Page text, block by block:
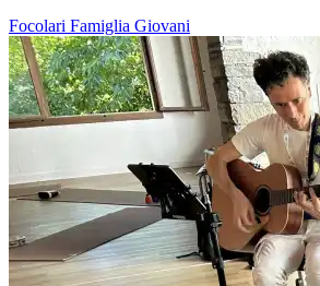
Focolari Famiglia Giovani